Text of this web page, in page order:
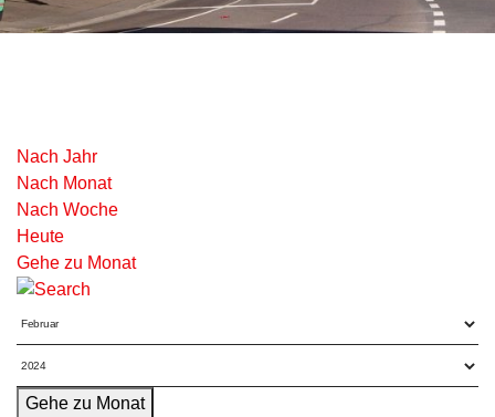
Nach Jahr
Nach Monat
Nach Woche
Heute
Gehe zu Monat
Gehe zu Monat